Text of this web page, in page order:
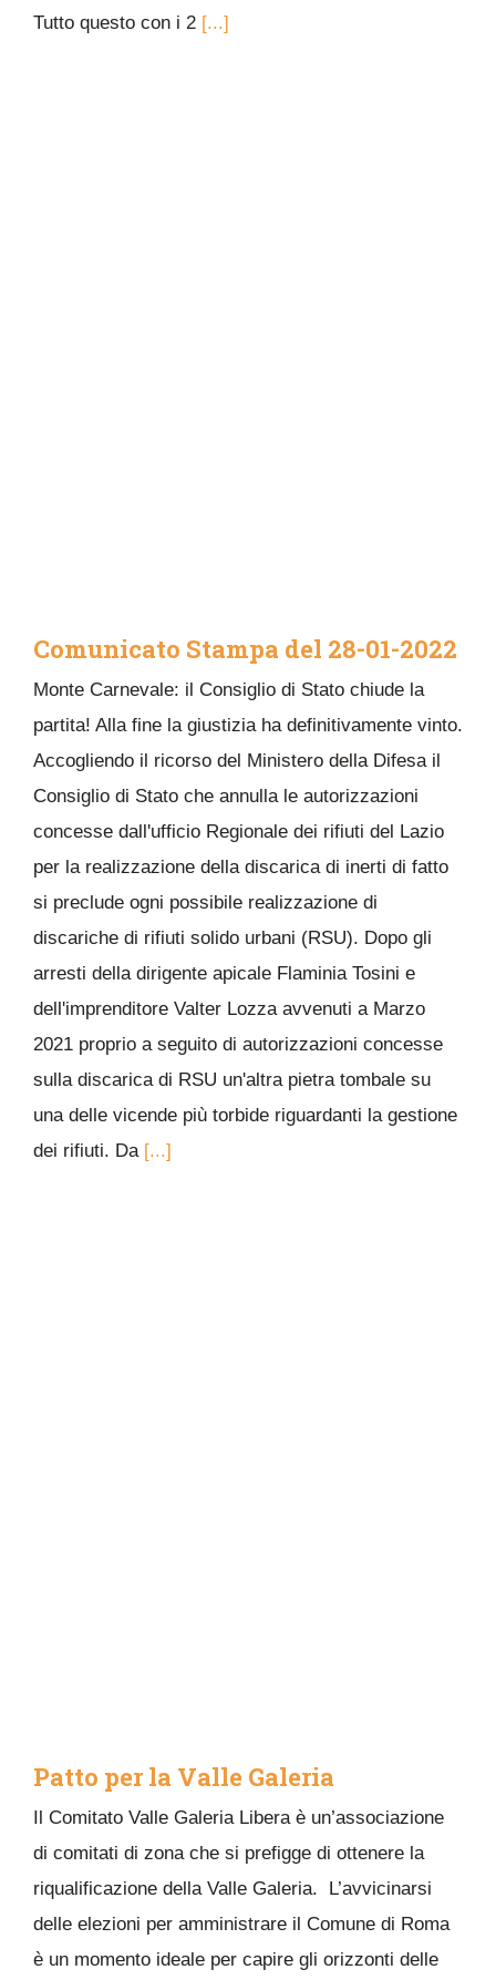
Tutto questo con i 2 [...]
Comunicato Stampa del 28-01-2022
Monte Carnevale: il Consiglio di Stato chiude la
partita! Alla fine la giustizia ha definitivamente vinto.
Accogliendo il ricorso del Ministero della Difesa il
Consiglio di Stato che annulla le autorizzazioni
concesse dall'ufficio Regionale dei rifiuti del Lazio
per la realizzazione della discarica di inerti di fatto
si preclude ogni possibile realizzazione di
discariche di rifiuti solido urbani (RSU). Dopo gli
arresti della dirigente apicale Flaminia Tosini e
dell'imprenditore Valter Lozza avvenuti a Marzo
2021 proprio a seguito di autorizzazioni concesse
sulla discarica di RSU un'altra pietra tombale su
una delle vicende più torbide riguardanti la gestione
dei rifiuti. Da [...]
Patto per la Valle Galeria
Il Comitato Valle Galeria Libera è un’associazione
di comitati di zona che si prefigge di ottenere la
riqualificazione della Valle Galeria. L’avvicinarsi
delle elezioni per amministrare il Comune di Roma
è un momento ideale per capire gli orizzonti delle